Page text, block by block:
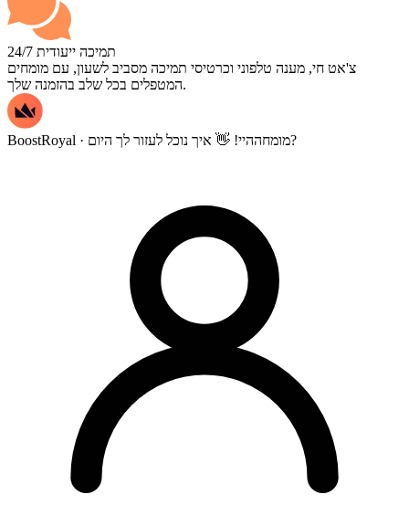
תמיכה ייעודית 24/7
צ'אט חי, מענה טלפוני וכרטיסי תמיכה מסביב לשעון, עם מומחים
המטפלים בכל שלב בהזמנה שלך.
BoostRoyal · מומחההיי! 👋 איך נוכל לעזור לך היום?